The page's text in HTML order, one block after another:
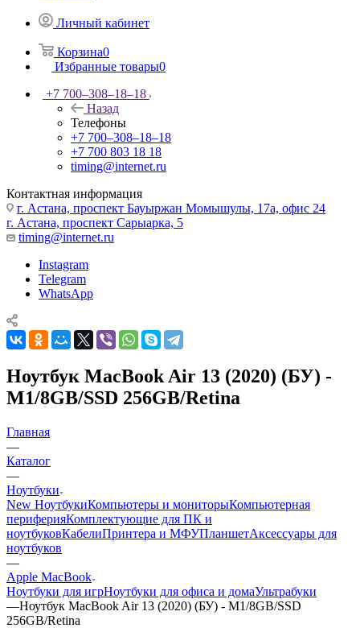
Личный кабинет
Корзина0
Избранные товары0
+7 700‒308‒18‒18
Назад
Телефоны
+7 700‒308‒18‒18
+7 700 803 18 18
timing@internet.ru
Контактная информация
г. Астана, проспект Бауыржан Момышулы, 17а, офис 24
г. Астана, проспект Сарыарка, 5
timing@internet.ru
Instagram
Telegram
WhatsApp
Ноутбук MacBook Air 13 (2020) (БУ) -
M1/8GB/SSD 256GB/Retina
Главная
—
Каталог
—
Ноутбуки
New НоутбукиКомпьютеры и мониторыКомпьютерная
периферияКомплектующие для ПК и
ноутбуковКабелиПринтера и МФУПланшетАксессуары для
ноутбуков
—
Apple MacBook
Ноутбуки для игрНоутбуки для офиса и домаУльтрабуки
—Ноутбук MacBook Air 13 (2020) (БУ) - M1/8GB/SSD
256GB/Retina